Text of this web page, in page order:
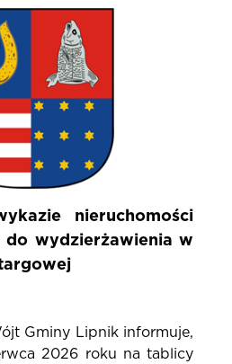
nieruchomości
do wydzierżawienia w
Gminy Lipnik informuje,
2026 roku na tablicy